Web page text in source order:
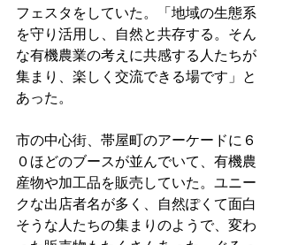
フェスタをしていた。「地域の生態系
を守り活用し、自然と共存する。そん
な有機農業の考えに共感する人たちが
集まり、楽しく交流できる場です」と
あった。
市の中心街、帯屋町のアーケードに６
０ほどのブースが並んでいて、有機農
産物や加工品を販売していた。ユニー
クな出店者名が多く、自然ぽくて面白
そうな人たちの集まりのようで、変わ